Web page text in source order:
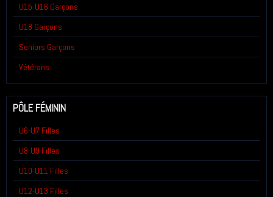
U15-U16 Garçons
U18 Garçons
Seniors Garçons
Vétérans
PÔLE FÉMININ
U6-U7 Filles
U8-U9 Filles
U10-U11 Filles
U12-U13 Filles